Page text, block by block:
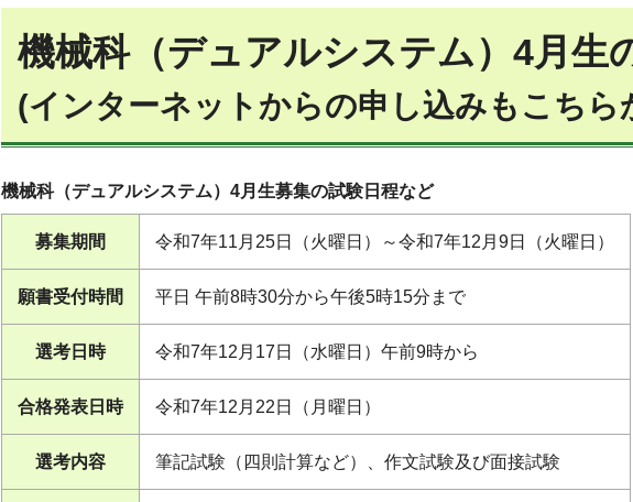
機械科（デュアルシステム）4月生
(インターネットからの申し込みもこちら
機械科（デュアルシステム）4月生募集の試験日程など
募集期間 令和7年11月25日（火曜日）～令和7年12月9日（火曜日）
願書受付時間 平日 午前8時30分から午後5時15分まで
選考日時 令和7年12月17日（水曜日）午前9時から
合格発表日時 令和7年12月22日（月曜日）
選考内容 筆記試験（四則計算など）、作文試験及び面接試験